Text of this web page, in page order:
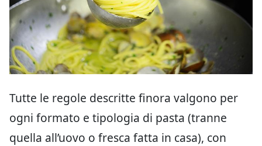
Tutte le regole descritte finora valgono per
ogni formato e tipologia di pasta (tranne
quella all’uovo o fresca fatta in casa), con